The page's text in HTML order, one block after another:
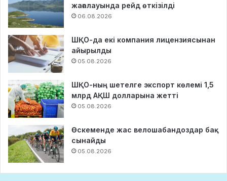
жағалауында рейд өткізілді
06.08.2026
ШҚО-да екі компания лицензиясынан
айырылды
05.08.2026
ШҚО-ның шетелге экспорт көлемі 1,5
млрд АҚШ долларына жетті
05.08.2026
Өскеменде жас велошабандоздар бақ
сынайды
05.08.2026